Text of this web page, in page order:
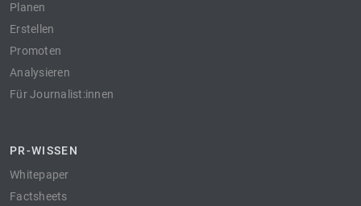
Planen
Erstellen
Promoten
Analysieren
Für Journalist:innen
PR-WISSEN
Whitepaper
Factsheets